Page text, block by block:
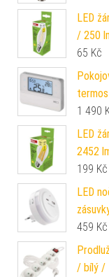
LED
/ 250
65 Kč
1 490
LED
2452
199 Kč
LED
459 Kč
/ bílý /